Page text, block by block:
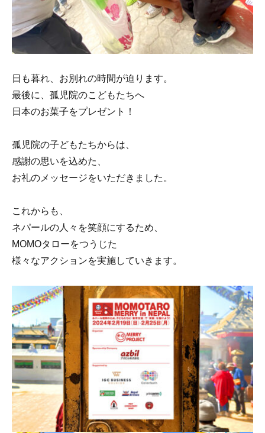
日も暮れ、お別れの時間が迫ります。
最後に、孤児院のこどもたちへ
日本のお菓子をプレゼント！
孤児院の子どもたちからは、
感謝の思いを込めた、
お礼のメッセージをいただきました。
これからも、
ネパールの人々を笑顔にするため、
MOMOタローをつうじた
様々なアクションを実施していきます。